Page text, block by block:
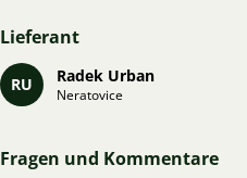
Lieferant
RU Radek Urban
Neratovice
Fragen und Kommentare